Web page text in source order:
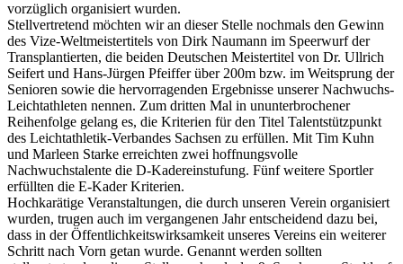
vorzüglich organisiert wurden.
Stellvertretend möchten wir an dieser Stelle nochmals den Gewinn
des Vize-Weltmeistertitels von Dirk Naumann im Speerwurf der
Transplantierten, die beiden Deutschen Meistertitel von Dr. Ullrich
Seifert und Hans-Jürgen Pfeiffer über 200m bzw. im Weitsprung der
Senioren sowie die hervorragenden Ergebnisse unserer Nachwuchs-
Leichtathleten nennen. Zum dritten Mal in ununterbrochener
Reihenfolge gelang es, die Kriterien für den Titel Talentstützpunkt
des Leichtathletik-Verbandes Sachsen zu erfüllen. Mit Tim Kuhn
und Marleen Starke erreichten zwei hoffnungsvolle
Nachwuchstalente die D-Kadereinstufung. Fünf weitere Sportler
erfüllten die E-Kader Kriterien.
Hochkarätige Veranstaltungen, die durch unseren Verein organisiert
wurden, trugen auch im vergangenen Jahr entscheidend dazu bei,
dass in der Öffentlichkeitswirksamkeit unseres Vereins ein weiterer
Schritt nach Vorn getan wurde. Genannt werden sollten